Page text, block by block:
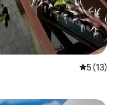
5 (13)